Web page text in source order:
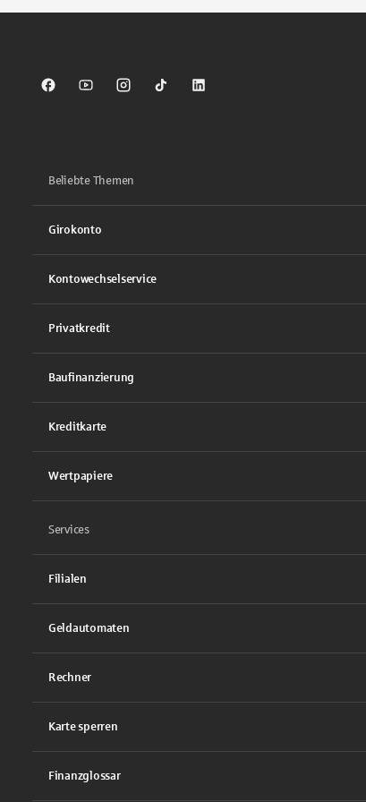
Sparkasse auf Facebook
Sparkasse auf Youtube
Sparkasse auf Instagram
Sparkasse auf TikTok
Sparkasse auf LinkedIn
Beliebte Themen
Girokonto
Kontowechselservice
Privatkredit
Baufinanzierung
Kreditkarte
Wertpapiere
Services
Filialen
Geldautomaten
Rechner
Karte sperren
Finanzglossar